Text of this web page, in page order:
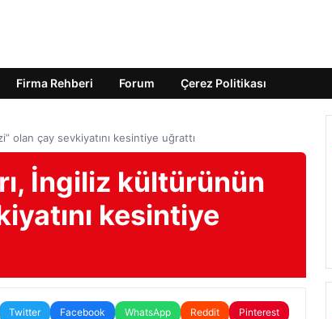
Firma Rehberi Forum Çerez Politikası
olan çay sevkiyatını kesintiye uğrattı
İngiliz kültürünün
kesintiye
Twitter Facebook WhatsApp Reddit Pinterest